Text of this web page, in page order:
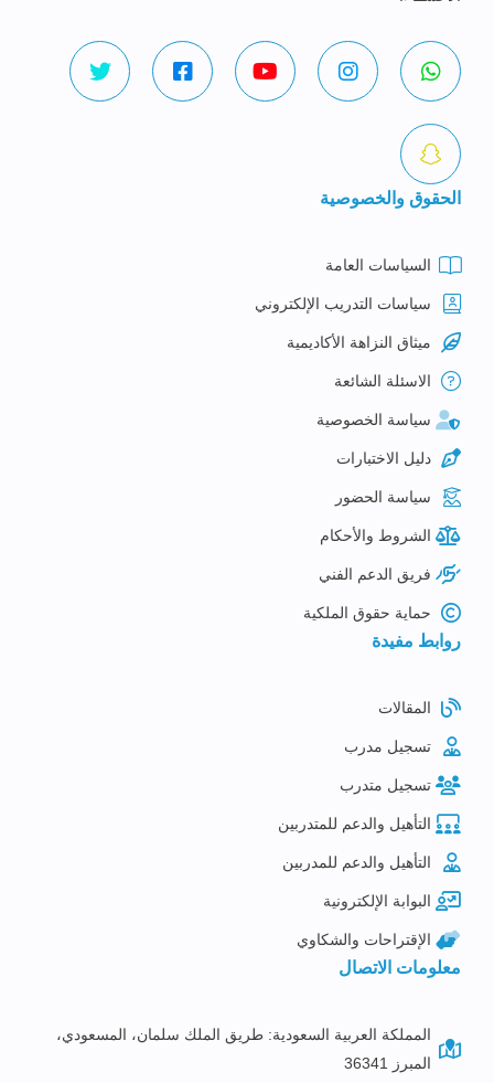
الحقوق والخصوصية
السياسات العامة
سياسات التدريب الإلكتروني
ميثاق النزاهة الأكاديمية
الاسئلة الشائعة
سياسة الخصوصية
دليل الاختبارات
سياسة الحضور
الشروط والأحكام
فريق الدعم الفني
حماية حقوق الملكية
روابط مفيدة
المقالات
تسجيل مدرب
تسجيل متدرب
التأهيل والدعم للمتدربين
التأهيل والدعم للمدربين
البوابة الإلكترونية
الإقتراحات والشكاوي
معلومات الاتصال
المملكة العربية السعودية: طريق الملك سلمان، المسعودي،
المبرز 36341